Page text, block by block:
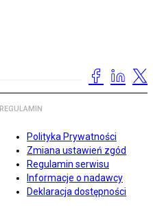
REGULAMIN
Polityka Prywatności
Zmiana ustawień zgód
Regulamin serwisu
Informacje o nadawcy
Deklaracja dostępności